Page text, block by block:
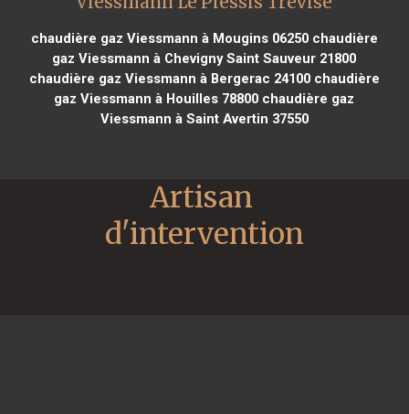
chaudière gaz Viessmann à Mougins 06250chaudière
gaz Viessmann à Chevigny Saint Sauveur 21800
chaudière gaz Viessmann à Bergerac 24100chaudière
gaz Viessmann à Houilles 78800 chaudière gaz
Viessmann à Saint Avertin 37550
Artisan
d'intervention